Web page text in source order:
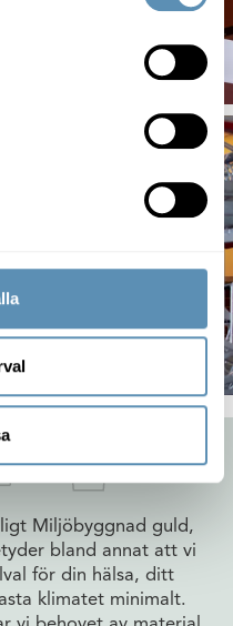
Miljöbyggnad guld,
bland annat att vi
för din hälsa, ditt
klimatet minimalt.